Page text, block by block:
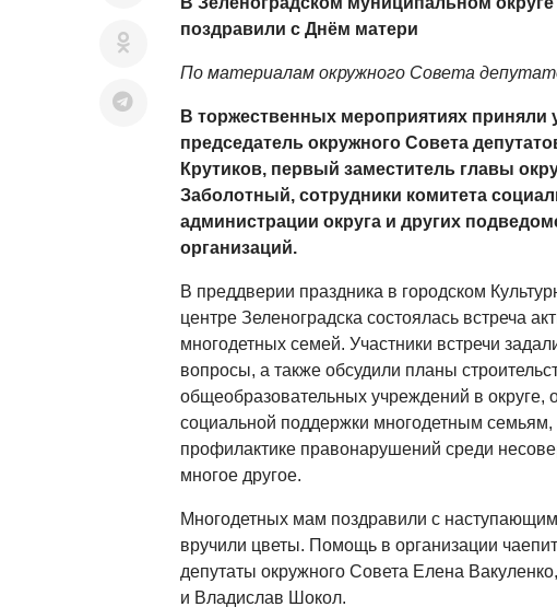
поздравили с Днём матери
По материалам окружного Совета
В торжественных мероприятиях приняли
председатель окружного Совета
Крутиков, первый заместитель главы
Заболотный, сотрудники комитета
администрации округа и других
организаций.
В преддверии праздника в городском
центре Зеленоградска состоялась встреча
многодетных семей. Участники встречи
вопросы, а также обсудили планы
общеобразовательных учреждений в округе,
социальной поддержки многодетным семьям,
профилактике правонарушений среди
многое другое.
Многодетных мам поздравили с
вручили цветы. Помощь в организации
депутаты окружного Совета Елена
и Владислав Шокол.